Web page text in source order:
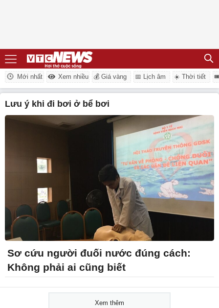
Mới nhất Xem nhiều 💰 Giá vàng 📅 Lịch âm ☀️ Thời tiết
Lưu ý khi đi bơi ở bể bơi
Sơ cứu người đuối nước đúng cách:
Không phải ai cũng biết
Xem thêm